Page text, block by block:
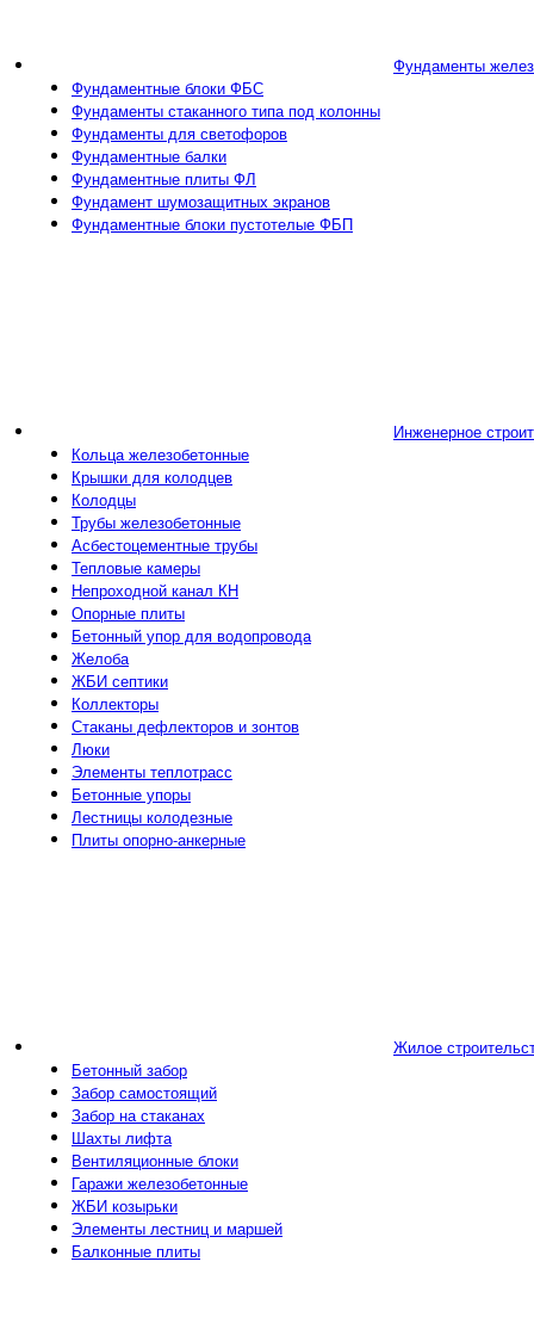
Фундаменты
Фундаментные блоки ФБС
Фундаменты стаканного типа под колонны
Фундаменты для светофоров
Фундаментные балки
Фундаментные плиты ФЛ
Фундамент шумозащитных экранов
Фундаментные блоки пустотелые ФБП
Инженерное
Кольца железобетонные
Крышки для колодцев
Колодцы
Трубы железобетонные
Асбестоцементные трубы
Тепловые камеры
Непроходной канал КН
Опорные плиты
Бетонный упор для водопровода
Желоба
ЖБИ септики
Коллекторы
Стаканы дефлекторов и зонтов
Люки
Элементы теплотрасс
Бетонные упоры
Лестницы колодезные
Плиты опорно-анкерные
Жилое
Бетонный забор
Забор самостоящий
Забор на стаканах
Шахты лифта
Вентиляционные блоки
Гаражи железобетонные
ЖБИ козырьки
Элементы лестниц и маршей
Балконные плиты